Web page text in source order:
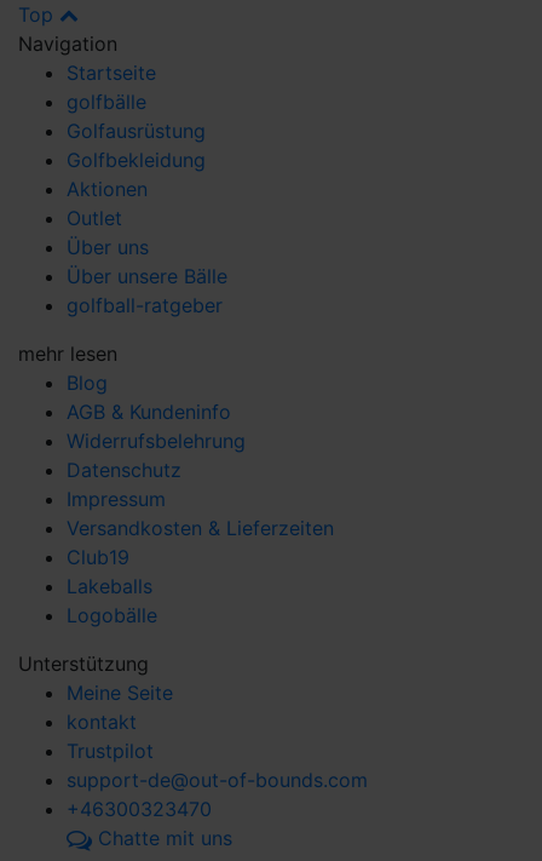
Top
Navigation
Startseite
golfbälle
Golfausrüstung
Golfbekleidung
Aktionen
Outlet
Über uns
Über unsere Bälle
golfball-ratgeber
mehr lesen
Blog
AGB & Kundeninfo
Widerrufsbelehrung
Datenschutz
Impressum
Versandkosten & Lieferzeiten
Club19
Lakeballs
Logobälle
Unterstützung
Meine Seite
kontakt
Trustpilot
support-de@out-of-bounds.com
+46300323470
Chatte mit uns